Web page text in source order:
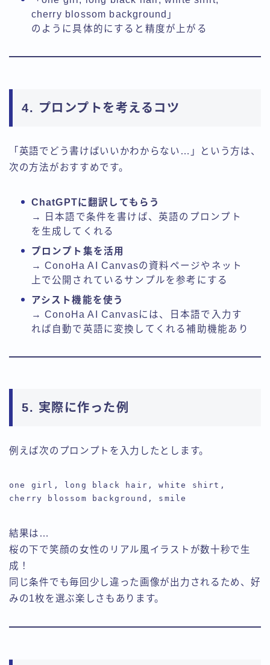
cherry blossom background」
のように具体的にすると精度が上がる
4. プロンプトを考えるコツ
「英語でどう書けばいいかわからない…」という方は、
次の方法がおすすめです。
ChatGPTに翻訳してもらう
→ 日本語で条件を書けば、英語のプロンプト
を生成してくれる
プロンプト集を活用
→ ConoHa AI Canvasの資料ページやネット
上で公開されているサンプルを参考にする
アシスト機能を使う
→ ConoHa AI Canvasには、日本語で入力す
れば自動で英語に変換してくれる補助機能あり
5. 実際に作った例
例えば次のプロンプトを入力したとします。
one girl, long black hair, white shirt,
結果は…
桜の下で笑顔の女性のリアル風イラストが数十秒で生
成！
同じ条件でも毎回少し違った画像が出力されるため、好
みの1枚を選ぶ楽しさもあります。